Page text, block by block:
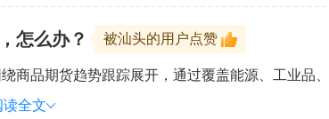
怎么办？ 被汕头的用户点赞
商品期货趋势跟踪展开，通过覆盖能源、工业品
读全文